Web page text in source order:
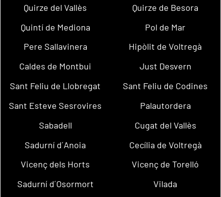
Quirze del Vallès
Quirze de Besora
Quintí de Mediona
Pol de Mar
Pere Sallavinera
Hipòlit de Voltregà
Caldes de Montbui
Just Desvern
Sant Feliu de Llobregat
Sant Feliu de Codines
Sant Esteve Sesrovires
Palautordera
Sabadell
Cugat del Vallès
Sadurní d´Anoia
Cecília de Voltregà
Vicenç dels Horts
Vicenç de Torelló
Sadurní d´Osormort
Vilada